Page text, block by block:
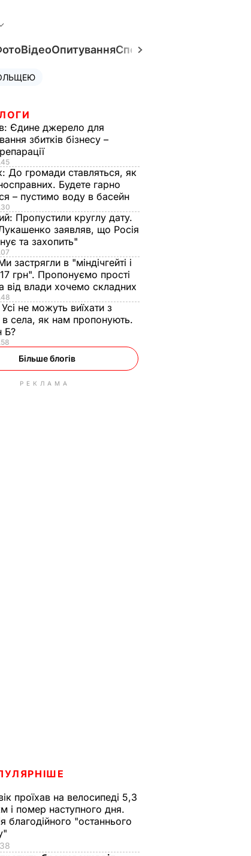
ВідеоОпитуванняСпецпроєкти
Єдине джерело для
збитків бізнесу –
До громади ставляться, як
Будете гарно
– пустимо воду в басейн
Пропустили круглу дату.
заявляв, що Росія
та захопить"
застрягли в "міндічгейті і
грн". Пропонуємо прості
від влади хочемо складних
Усі не можуть виїхати з
в села, як нам пропонують.
Б?
Більше блогів
РЕКЛАМА
проїхав на велосипеді 5,3
і помер наступного дня.
благодійного "останнього